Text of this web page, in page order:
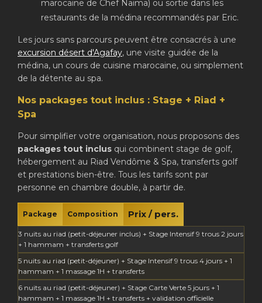
marocaine de Chef Naima) ou sortie dans les
restaurants de la médina recommandés par Eric.
Les jours sans parcours peuvent être consacrés à une
excursion désert d'Agafay, une visite guidée de la
médina, un cours de cuisine marocaine, ou simplement
de la détente au spa.
Nos packages tout inclus : Stage + Riad +
Spa
Pour simplifier votre organisation, nous proposons des
packages tout inclus qui combinent stage de golf,
hébergement au Riad Vendôme & Spa, transferts golf
et prestations bien-être. Tous les tarifs sont par
personne en chambre double, à partir de.
Package Composition Prix / pers.
3 nuits au riad (petit-déjeuner inclus) + Stage Intensif 9 trous 2 jours
+ 1 hammam + transferts golf
5 nuits au riad (petit-déjeuner) + Stage Intensif 9 trous 4 jours + 1
hammam + 1 massage 1H + transferts
6 nuits au riad (petit-déjeuner) + Stage Carte Verte 5 jours + 1
hammam + 1 massage 1H + transferts + validation officielle